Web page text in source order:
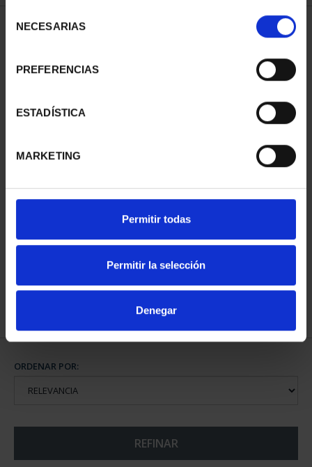
NECESARIAS
PREFERENCIAS
ESTADÍSTICA
MARKETING
Permitir todas
Permitir la selección
Denegar
2 Productos encontrados
CIUDADES PATRIMONIO
73,00 €
SUSCRIPCIÓN CIUDADES
PATRIMONIO DE LA
HU...
1.095,00 €
registrados
ORDENAR POR:
REFINAR